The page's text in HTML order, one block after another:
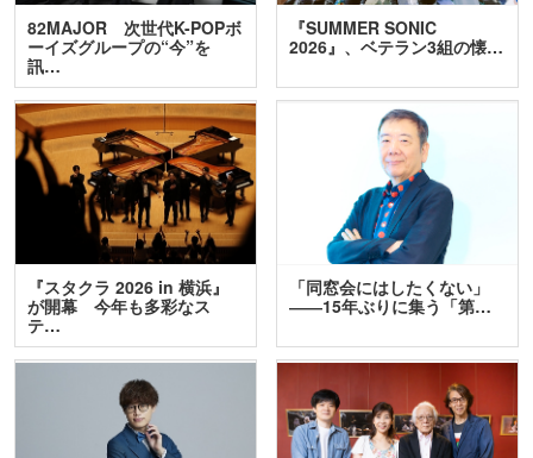
82MAJOR 次世代K-POPボ
ーイズグループの“今”を
訊…
『SUMMER SONIC
2026』、ベテラン3組の懐…
『スタクラ 2026 in 横浜』
が開幕 今年も多彩なス
テ…
「同窓会にはしたくない」
――15年ぶりに集う「第…